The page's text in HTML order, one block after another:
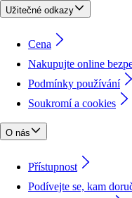
Užitečné odkazy
Cena
Nakupujte online
Podmínky používání
Soukromí a cookies
O nás
Přístupnost
Podívejte se, kam